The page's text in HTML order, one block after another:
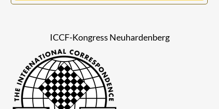
ICCF-Kongress Neuhardenberg